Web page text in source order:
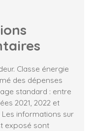
Classe énergie
des dépenses
standard : entre
2021, 2022 et
informations sur
exposé sont